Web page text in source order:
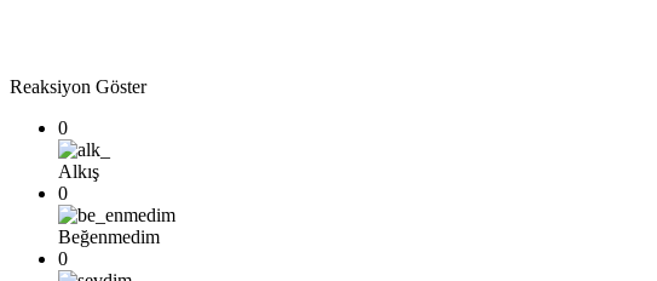
Reaksiyon Göster
0
Alkış
0
Beğenmedim
0